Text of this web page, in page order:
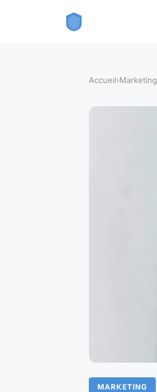
Accueil›Marketing
MARKETING